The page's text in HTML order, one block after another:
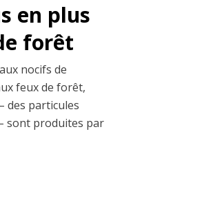
en plus
forêt
nocifs de
feux de forêt,
des particules
sont produites par